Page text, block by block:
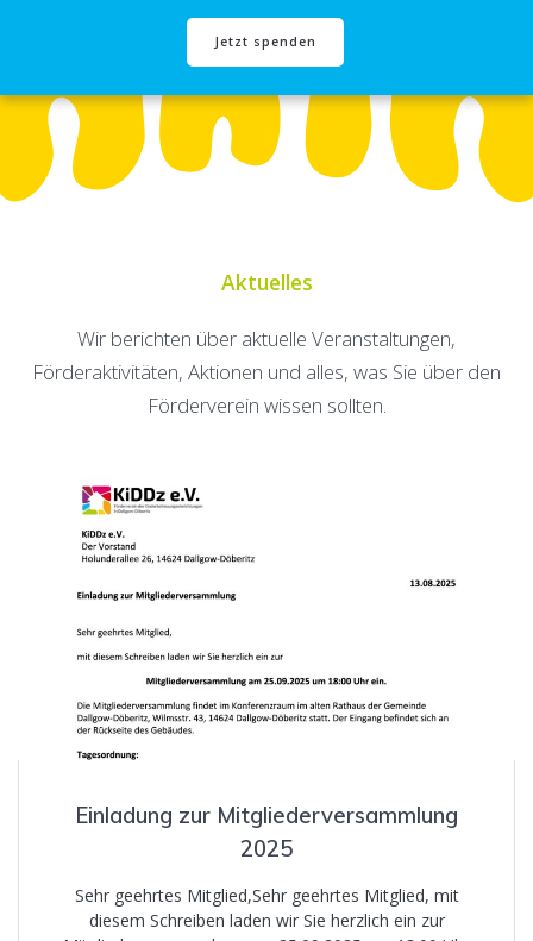
Jetzt spenden
Aktuelles
Wir berichten über aktuelle Veranstaltungen,
Förderaktivitäten, Aktionen und alles, was Sie über den
Förderverein wissen sollten.
Einladung zur Mitgliederversammlung
2025
Sehr geehrtes Mitglied,Sehr geehrtes Mitglied, mit
diesem Schreiben laden wir Sie herzlich ein zur